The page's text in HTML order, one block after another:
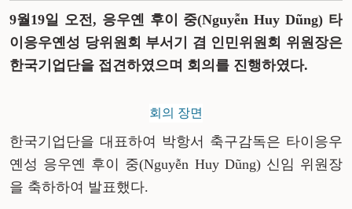
9월19일 오전, 응우옌 후이 중(Nguyễn Huy Dũng) 타
이응우옌성 당위원회 부서기 겸 인민위원회 위원장은
한국기업단을 접견하였으며 회의를 진행하였다.
회의 장면
한국기업단을 대표하여 박항서 축구감독은 타이응우
옌성 응우옌 후이 중(Nguyễn Huy Dũng) 신임 위원장
을 축하하여 발표했다.